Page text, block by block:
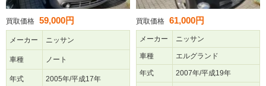
買取価格 59,000円
メーカー ニッサン
車種 ノート
年式 2005年/平成17年
買取価格 61,000円
メーカー ニッサン
車種 エルグランド
年式 2007年/平成19年